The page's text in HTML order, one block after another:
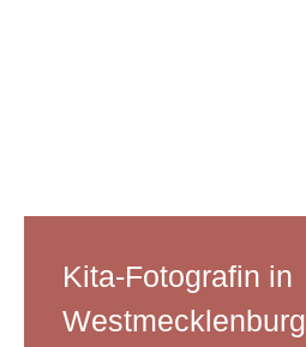
Kita-Fotografin in
Westmecklenburg